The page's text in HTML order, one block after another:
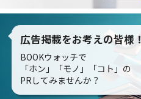
広告掲載をお考えの皆様！
BOOKウォッチで
「ホン」「モノ」「コト」の
PRしてみませんか？